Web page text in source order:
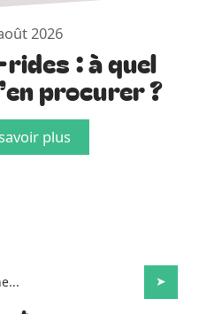
2026
: à quel
procurer ?
plus